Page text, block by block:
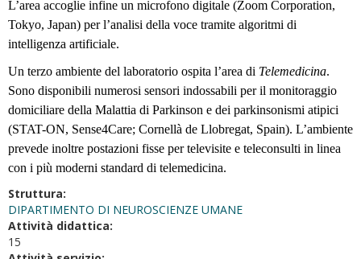
L’area accoglie infine un microfono digitale (Zoom Corporation,
Tokyo, Japan) per l’analisi della voce tramite algoritmi di
intelligenza artificiale.
Un terzo ambiente del laboratorio ospita l’area di Telemedicina.
Sono disponibili numerosi sensori indossabili per il monitoraggio
domiciliare della Malattia di Parkinson e dei parkinsonismi atipici
(STAT-ON, Sense4Care; Cornellà de Llobregat, Spain). L’ambiente
prevede inoltre postazioni fisse per televisite e teleconsulti in linea
con i più moderni standard di telemedicina.
Struttura:
DIPARTIMENTO DI NEUROSCIENZE UMANE
Attività didattica:
15